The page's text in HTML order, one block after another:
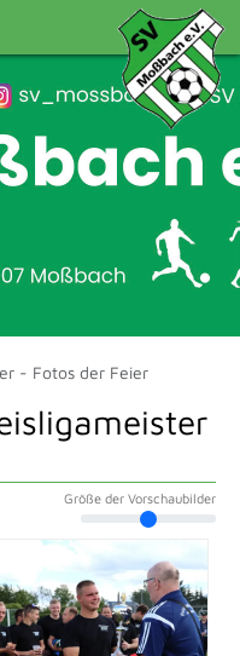
- Fotos der Feier
Größe der Vorschaubilder